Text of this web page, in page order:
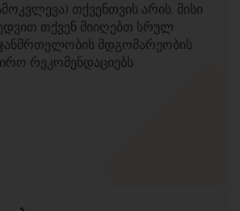
თქვენთვის არის. მისი
თქვენ მიიღებთ სრულ
მდგომარეობის
რეკომენდაციებს